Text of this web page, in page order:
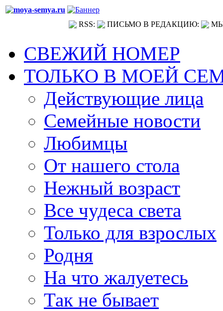
RSS: ПИСЬМО В РЕДАКЦИЮ:
СВЕЖИЙ НОМЕР
ТОЛЬКО В МОЕЙ
Действующие лица
Семейные новости
Любимцы
От нашего стола
Нежный возраст
Все чудеса света
Только для взрослых
Родня
На что жалуетесь
Так не бывает